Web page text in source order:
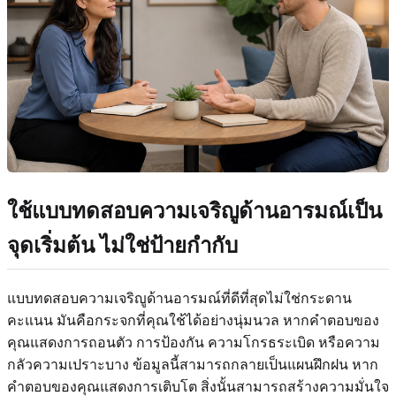
ใช้แบบทดสอบความเจริญูด้านอารมณ์เป็น
จุดเริ่มต้น ไม่ใช่ป้ายกำกับ
แบบทดสอบความเจริญูด้านอารมณ์ที่ดีที่สุดไม่ใช่กระดาน
คะแนน มันคือกระจกที่คุณใช้ได้อย่างนุ่มนวล หากคำตอบของ
คุณแสดงการถอนตัว การป้องกัน ความโกรธระเบิด หรือความ
กลัวความเปราะบาง ข้อมูลนี้สามารถกลายเป็นแผนฝึกฝน หาก
คำตอบของคุณแสดงการเติบโต สิ่งนั้นสามารถสร้างความมั่นใจ